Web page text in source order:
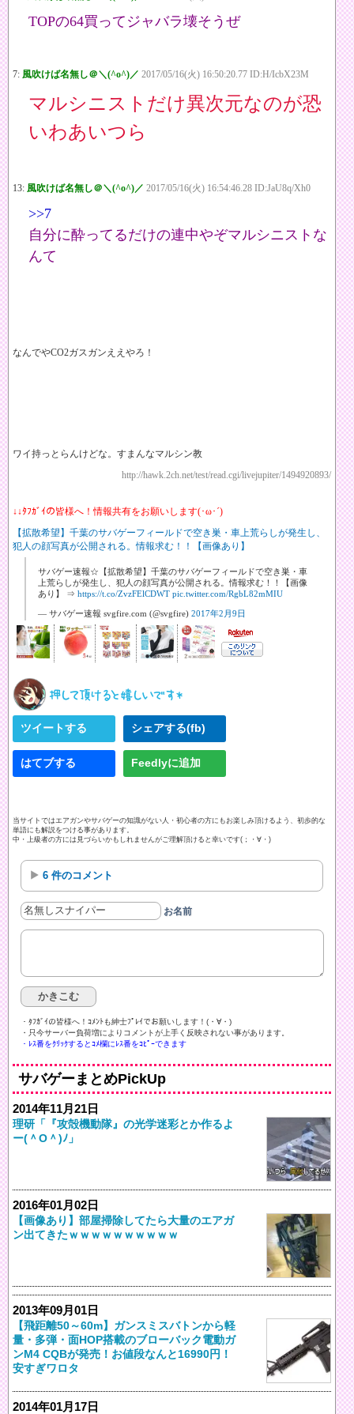
TOPの64買ってジャバラ壊そうぜ
7: 風吹けば名無し＠＼(^o^)／ 2017/05/16(火) 16:50:20.77 ID:H/IcbX23M
マルシニストだけ異次元なのが恐
いわあいつら
13: 風吹けば名無し＠＼(^o^)／ 2017/05/16(火) 16:54:46.28 ID:JaU8q/Xh0
>>7
自分に酔ってるだけの連中やぞマルシニストな
んて
なんでやCO2ガスガンええやろ！
ワイ持っとらんけどな。すまんなマルシン教
http://hawk.2ch.net/test/read.cgi/livejupiter/1494920893/
↓↓ﾀﾌｶﾞｲの皆様へ！情報共有をお願いします(･ω･´)
【拡散希望】千葉のサバゲーフィールドで空き巣・車上荒らしが発生し、
犯人の顔写真が公開される。情報求む！！【画像あり】
サバゲー速報☆【拡散希望】千葉のサバゲーフィールドで空き巣・車
上荒らしが発生し、犯人の顔写真が公開される。情報求む！！【画像
あり】 ⇒ https://t.co/ZvzFElCDWT pic.twitter.com/RgbL82mMIU
— サバゲー速報 svgfire.com (@svgfire) 2017年2月9日
ツイートする シェアする(fb)
はてブする Feedlyに追加
当サイトではエアガンやサバゲーの知識がない人・初心者の方にもお楽しみ頂けるよう、初歩的な
単語にも解説をつける事があります。
中・上級者の方には見づらいかもしれませんがご理解頂けると幸いです(；・∀・)
6 件のコメント
お名前
・ﾀﾌｶﾞｲの皆様へ！ｺﾒﾝﾄも紳士ﾌﾟﾚｲでお願いします！(・∀・)ゞ
・只今サーバー負荷増によりコメントが上手く反映されない事があります。
・ﾚｽ番をｸﾘｯｸするとｺﾒ欄にﾚｽ番をｺﾋﾟｰできます
サバゲーまとめPickUp
2014年11月21日
理研「『攻殻機動隊』の光学迷彩とか作るよ
ー(＾O＾)ﾉ」
2016年01月02日
【画像あり】部屋掃除してたら大量のエアガ
ン出てきたｗｗｗｗｗｗｗｗｗｗ
2013年09月01日
【飛距離50～60m】ガンスミスバトンから軽
量・多弾・面HOP搭載のブローバック電動ガ
ンM4 CQBが発売！お値段なんと16990円！
安すぎワロタ
2014年01月17日